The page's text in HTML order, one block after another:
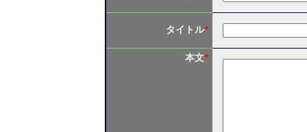
タイトル*
本文*